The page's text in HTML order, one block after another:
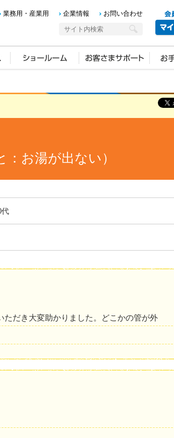
業務用・産業用 企業情報 お問い合わせ
：お湯が出ない）
代
だき大変助かりました。どこかの管が外